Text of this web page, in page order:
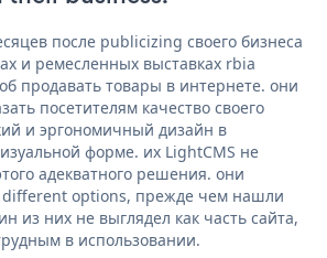
после publicizing своего бизнеса
и ремесленных выставках rbia
продавать товары в интернете. они
посетителям качество своего
и эргономичный дизайн в
форме. их LightCMS не
адекватного решения. они
different options, прежде чем нашли
из них не выглядел как часть сайта,
в использовании.